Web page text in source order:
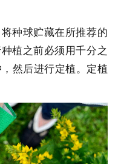
种球贮藏在所推荐的
植之前必须用千分之
然后进行定植。定植